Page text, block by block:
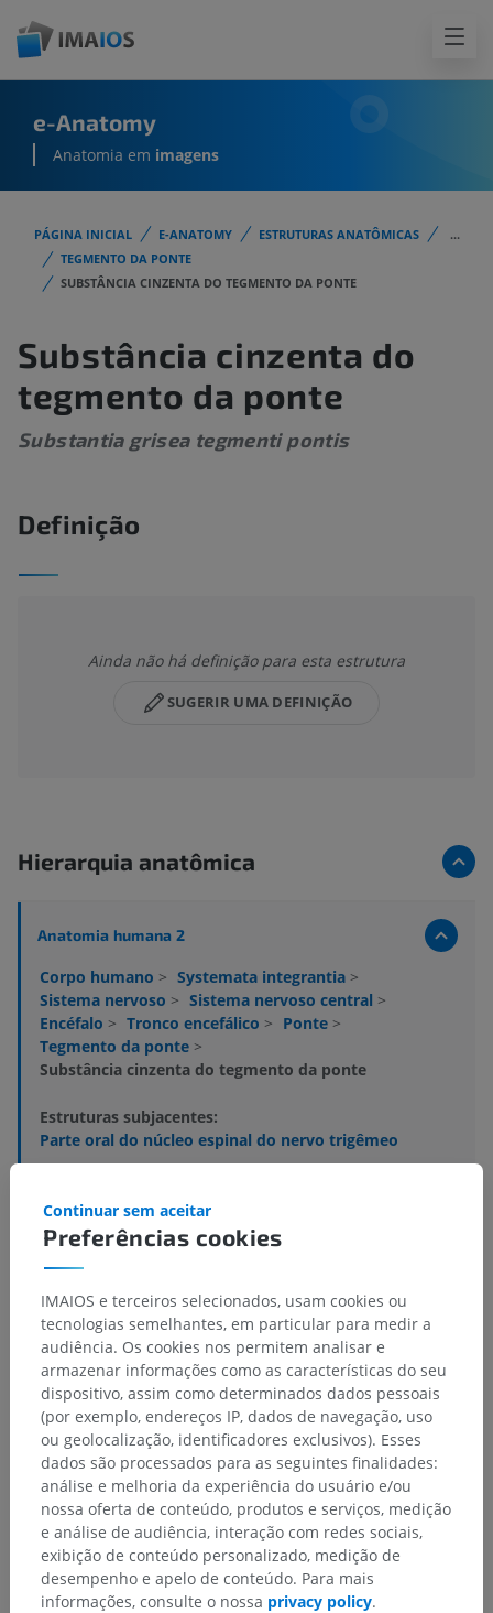
e-Anatomy
Anatomia em imagens
PÁGINA INICIAL E-ANATOMY ESTRUTURAS ANATÔMICAS
...
TEGMENTO DA PONTE
SUBSTÂNCIA CINZENTA DO TEGMENTO DA PONTE
Substância cinzenta do
tegmento da ponte
Substantia grisea tegmenti pontis
Definição
Ainda não há definição para esta estrutura
SUGERIR UMA DEFINIÇÃO
Hierarquia anatômica
Anatomia humana 2
Corpo humano > Systemata integrantia >
Sistema nervoso > Sistema nervoso central >
Encéfalo > Tronco encefálico > Ponte >
Tegmento da ponte >
Substância cinzenta do tegmento da ponte
Estruturas subjacentes:
Parte oral do núcleo espinal do nervo trigêmeo
Núcleo principal do nervo trigêmeo
Núcleos vestibulares
Núcleos do corpo trapezóide
Núcleo do nervo facial
Núcleo motor do nervo trigêmeo
Ver mais
Traduções
Preferências cookies
Continuar sem aceitar
IMAIOS e terceiros selecionados, usam cookies ou
tecnologias semelhantes, em particular para medir a
audiência. Os cookies nos permitem analisar e
armazenar informações como as características do seu
dispositivo, assim como determinados dados pessoais
(por exemplo, endereços IP, dados de navegação, uso
ou geolocalização, identificadores exclusivos). Esses
dados são processados para as seguintes finalidades:
análise e melhoria da experiência do usuário e/ou
nossa oferta de conteúdo, produtos e serviços, medição
e análise de audiência, interação com redes sociais,
exibição de conteúdo personalizado, medição de
desempenho e apelo de conteúdo. Para mais
informações, consulte o nossa privacy policy.